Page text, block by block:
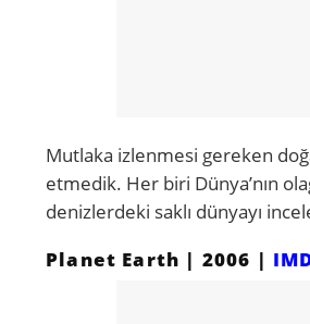
Mutlaka izlenmesi gereken
etmedik. Her biri Dünya’nın
denizlerdeki saklı dünyayı
Planet Earth | 2006 |